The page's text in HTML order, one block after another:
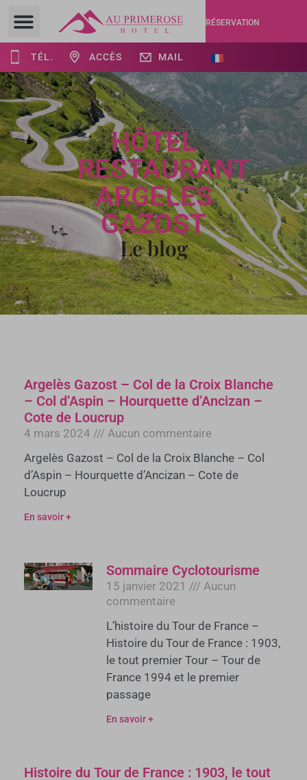
RÉSERVATION
TÉL. ACCÈS MAIL
HÔTEL
RESTAURANT
ARGELES
GAZOST
Le blog
Argelès Gazost – Col de la Croix Blanche
– Col d’Aspin – Hourquette d’Ancizan –
Cote de Loucrup
4 mars 2024
Aucun commentaire
Argelès Gazost – Col de la Croix Blanche – Col
d’Aspin – Hourquette d’Ancizan – Cote de
Loucrup
En savoir +
Sommaire Cyclotourisme
15 janvier 2021
Aucun
commentaire
L’histoire du Tour de France –
Histoire du Tour de France : 1903,
le tout premier Tour – Tour de
France 1994 et le premier
passage
En savoir +
Histoire du Tour de France : 1903, le tout